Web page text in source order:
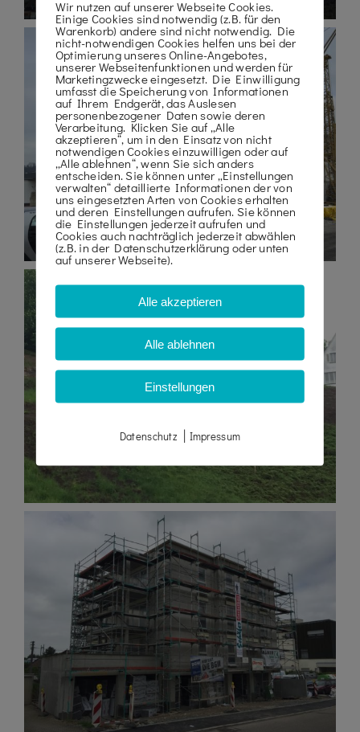
Wir nutzen auf unserer Webseite Cookies.
Einige Cookies sind notwendig (z.B. für den
Warenkorb) andere sind nicht notwendig. Die
nicht-notwendigen Cookies helfen uns bei der
Optimierung unseres Online-Angebotes,
unserer Webseitenfunktionen und werden für
Marketingzwecke eingesetzt. Die Einwilligung
umfasst die Speicherung von Informationen
auf Ihrem Endgerät, das Auslesen
personenbezogener Daten sowie deren
Verarbeitung. Klicken Sie auf „Alle
akzeptieren“, um in den Einsatz von nicht
notwendigen Cookies einzuwilligen oder auf
„Alle ablehnen“, wenn Sie sich anders
entscheiden. Sie können unter „Einstellungen
verwalten“ detaillierte Informationen der von
uns eingesetzten Arten von Cookies erhalten
und deren Einstellungen aufrufen. Sie können
die Einstellungen jederzeit aufrufen und
Cookies auch nachträglich jederzeit abwählen
(z.B. in der Datenschutzerklärung oder unten
auf unserer Webseite).
Alle akzeptieren
Alle ablehnen
Einstellungen
Datenschutz| Impressum